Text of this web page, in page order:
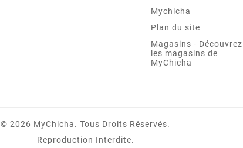
Mychicha
Plan du site
Magasins - Découvrez
les magasins de
MyChicha
© 2026 MyChicha. Tous Droits Réservés.
Reproduction Interdite.